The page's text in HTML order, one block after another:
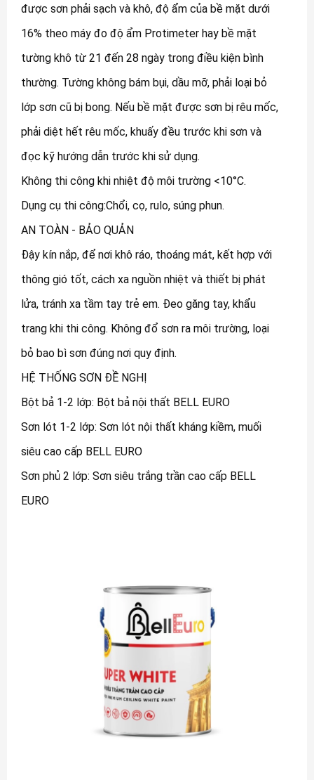
được sơn phải sạch và khô, độ ẩm của bề mặt dưới
16% theo máy đo độ ẩm Protimeter hay bề mặt
tường khô từ 21 đến 28 ngày trong điều kiện bình
thường. Tường không bám bụi, dầu mỡ, phải loại bỏ
lớp sơn cũ bị bong. Nếu bề mặt được sơn bị rêu mốc,
phải diệt hết rêu mốc, khuấy đều trước khi sơn và
đọc kỹ hướng dẫn trước khi sử dụng.
Không thi công khi nhiệt độ môi trường <10°C.
Dụng cụ thi công:Chổi, cọ, rulo, súng phun.
AN TOÀN - BẢO QUẢN
Đậy kín nắp, để nơi khô ráo, thoáng mát, kết hợp với
thông gió tốt, cách xa nguồn nhiệt và thiết bị phát
lửa, tránh xa tầm tay trẻ em. Đeo găng tay, khẩu
trang khi thi công. Không đổ sơn ra môi trường, loại
bỏ bao bì sơn đúng nơi quy định.
HỆ THỐNG SƠN ĐỀ NGHỊ
Bột bả 1-2 lớp: Bột bả nội thất BELL EURO
Sơn lót 1-2 lớp: Sơn lót nội thất kháng kiềm, muối
siêu cao cấp BELL EURO
Sơn phủ 2 lớp: Sơn siêu trắng trần cao cấp BELL
EURO